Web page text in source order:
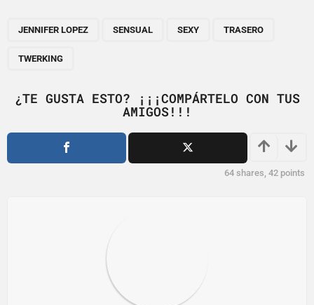
i
o
JENNIFER LOPEZ SENSUAL SEXY TRASERO
TWERKING
¿TE GUSTA ESTO? ¡¡¡COMPÁRTELO CON TUS
AMIGOS!!!
64 shares, 42 points